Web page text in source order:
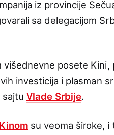
iz provincije
sa delegacijom
višednevne posete Kini,
investicija i plasman
sajtu Vlade Srbije.
Kinom su veoma široke, i